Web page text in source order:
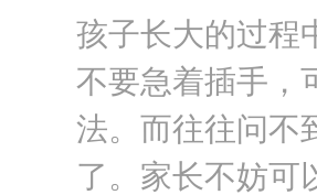
孩子长大的过程
不要急着插手，
法。而往往问不
了。家长不妨